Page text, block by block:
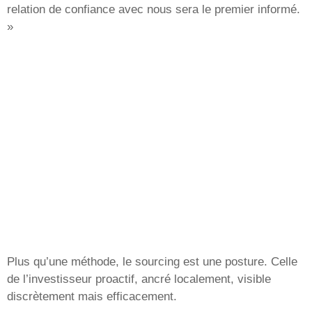
relation de confiance avec nous sera le premier informé.
»
Plus qu’une méthode, le sourcing est une posture. Celle
de l’investisseur proactif, ancré localement, visible
discrètement mais efficacement.